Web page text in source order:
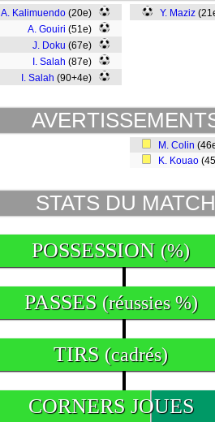
A. Kalimuendo (20e)
A. Gouiri (51e)
J. Doku (67e)
I. Salah (87e)
I. Salah (90+4e)
Y. Maziz
M. Colin
K. Kouao
STATS DU MATCH
POSSESSION (%)
PASSES (réussies %)
TIRS (cadrés)
CORNERS JOUES